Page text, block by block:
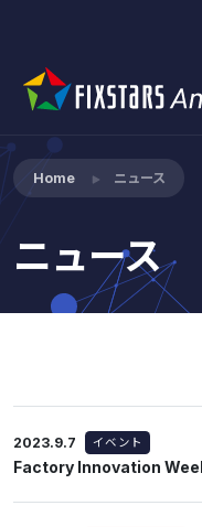
Home ニュース
ニュース
2023.9.7 イベント
Factory Innovation